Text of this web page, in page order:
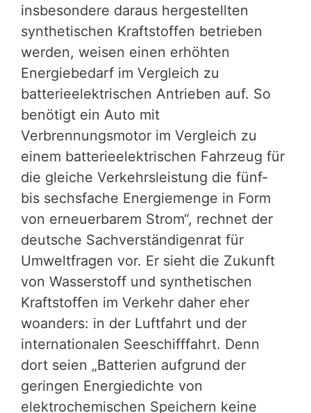
insbesondere daraus hergestellten
synthetischen Kraftstoffen betrieben
werden, weisen einen erhöhten
Energiebedarf im Vergleich zu
batterieelektrischen Antrieben auf. So
benötigt ein Auto mit
Verbrennungsmotor im Vergleich zu
einem batterieelektrischen Fahrzeug für
die gleiche Verkehrsleistung die fünf-
bis sechsfache Energiemenge in Form
von erneuerbarem Strom“, rechnet der
deutsche Sachverständigenrat für
Umweltfragen vor. Er sieht die Zukunft
von Wasserstoff und synthetischen
Kraftstoffen im Verkehr daher eher
woanders: in der Luftfahrt und der
internationalen Seeschifffahrt. Denn
dort seien „Batterien aufgrund der
geringen Energiedichte von
elektrochemischen Speichern keine